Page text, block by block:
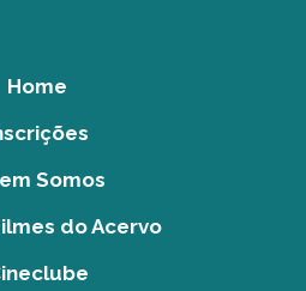
Home
Somos
do Acervo